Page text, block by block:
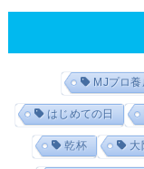
MJプロ
はじめての日
乾杯 大